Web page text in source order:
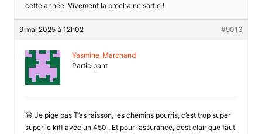
cette année. Vivement la prochaine sortie !
9 mai 2025 à 12h02 #9013
Yasmine_Marchand
Participant
😀 Je pige pas T’as raisson, les chemins pourris, c’est trop super
super le kiff avec un 450 . Et pour l’assurance, c’est clair que faut